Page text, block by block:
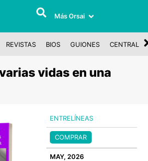
Más Orsai
REVISTAS BIOS GUIONES CENTRAL
vidas en una
ENTRELÍNEAS
COMPRAR
MAY, 2026